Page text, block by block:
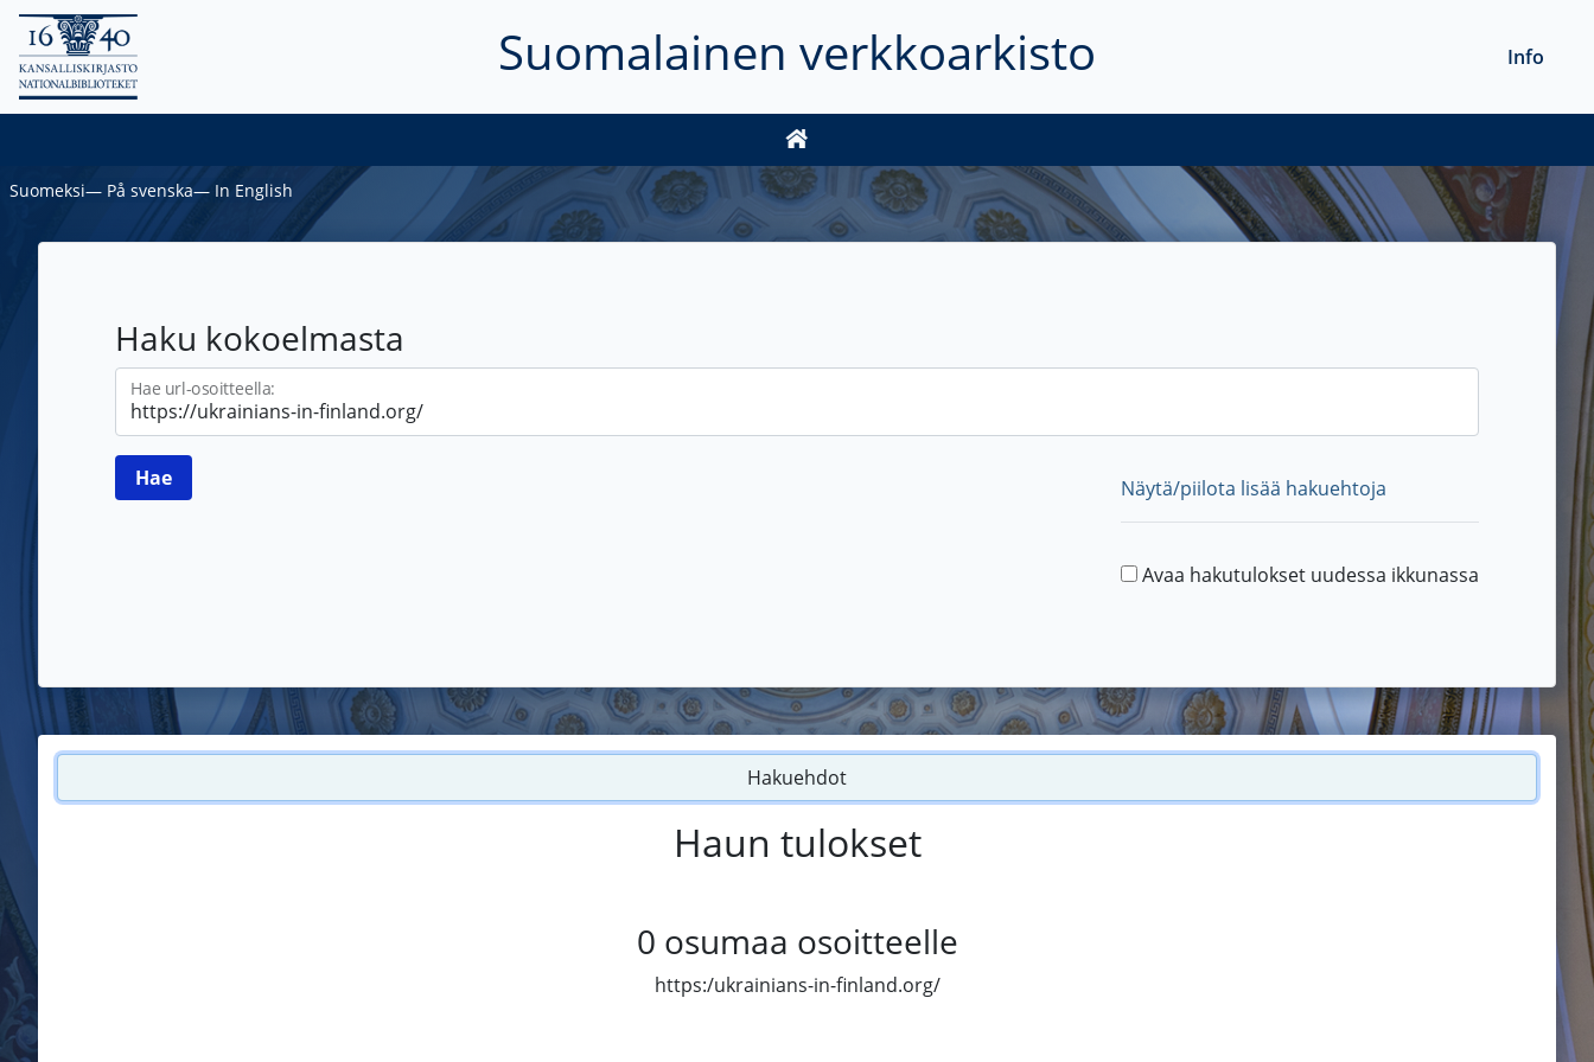
Suomalainen verkkoarkisto Info
Suomeksi― På svenska― In English
Haku kokoelmasta
Hae url-osoitteella:
Näytä/piilota lisää hakuehtoja
Avaa hakutulokset uudessa ikkunassa
Hakuehdot
Haun tulokset
0 osumaa osoitteelle
https:/ukrainians-in-finland.org/